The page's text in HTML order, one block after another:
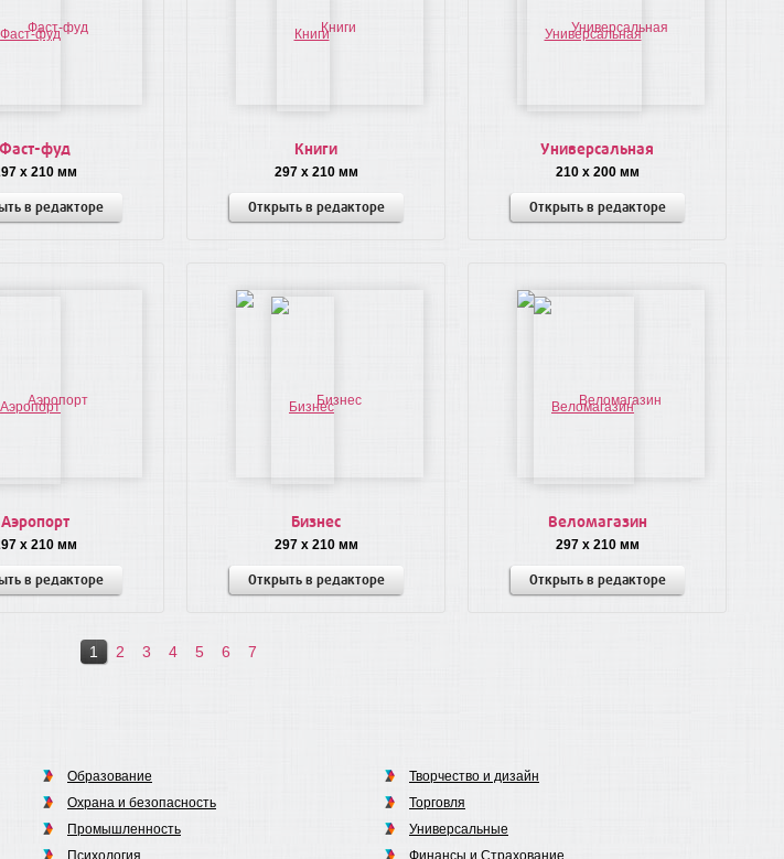
Фаст-фуд
x 210 мм
в редакторе
Книги
297 x 210 мм
Открыть в редакторе
Универсальная
210 x 200 мм
Открыть в редакторе
Аэропорт
x 210 мм
в редакторе
Бизнес
297 x 210 мм
Открыть в редакторе
Веломагазин
297 x 210 мм
Открыть в редакторе
1 2 3 4 5 6 7
Образование
Охрана и безопасность
Промышленность
Психология
Творчество и дизайн
Торговля
Универсальные
Финансы и Страхование